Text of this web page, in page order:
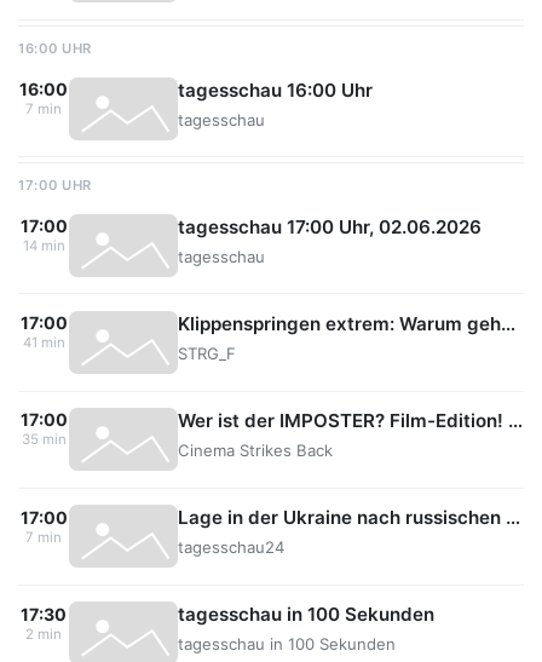
16:00 UHR
16:00
7 min
tagesschau 16:00 Uhr
tagesschau
17:00 UHR
17:00
14 min
tagesschau 17:00 Uhr, 02.06.2026
tagesschau
17:00
41 min
Klippenspringen extrem: Warum gehen sie immer höher?
STRG_F
17:00
35 min
Wer ist der IMPOSTER? Film-Edition! Teil 2
Cinema Strikes Back
17:00
7 min
Lage in der Ukraine nach russischen Angriffen: Susanne Petersohn, ARD Kiew
tagesschau24
17:30
2 min
tagesschau in 100 Sekunden
tagesschau in 100 Sekunden